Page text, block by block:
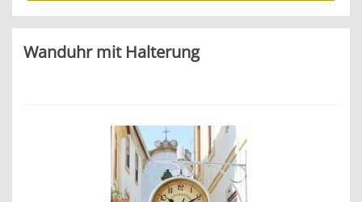
Wanduhr mit Halterung